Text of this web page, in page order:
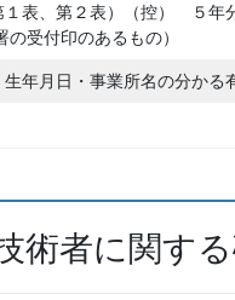
表、第２表）（控） ５年
の受付印のあるもの）
年月日・事業所名の分かる
術者に関す